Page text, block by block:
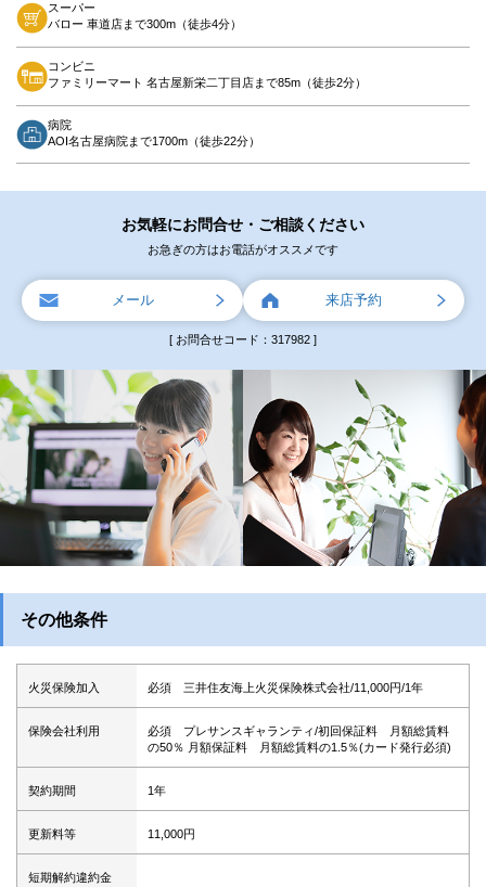
スーパー
バロー 車道店まで300m（徒歩4分）
コンビニ
ファミリーマート 名古屋新栄二丁目店まで85m（徒歩2分）
病院
AOI名古屋病院まで1700m（徒歩22分）
お気軽にお問合せ・ご相談ください
お急ぎの方はお電話がオススメです
メール 来店予約
[ お問合せコード：317982 ]
その他条件
火災保険加入 必須 三井住友海上火災保険株式会社/11,000円/1年
保険会社利用
必須 プレサンスギャランティ/初回保証料 月額総賃料
の50％ 月額保証料 月額総賃料の1.5％(カード発行必須)
契約期間 1年
更新料等 11,000円
短期解約違約金